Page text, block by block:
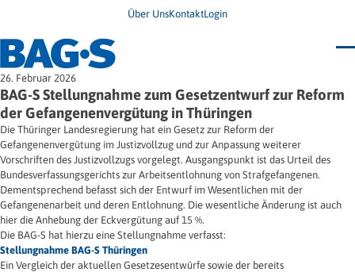
Über UnsKontaktLogin
Bundestagung 2026
Wo finde ich Hilfe?
News
Termine
Veröffentlichungen
Infodienst
Wegweiser
Jugendbroschüre
Impulse
Presse & Stellungnahmen
Newsletter
Unsere Themen
Angehörige
Ersatzfreiheitsstrafe
Freie Straffälligenhilfe
Gesundheit
Migration
Frauen
Wohnen
26. Februar 2026
BAG-S Stellungnahme zum Gesetzentwurf zur Reform
der Gefangenenvergütung in Thüringen
Die Thüringer Landesregierung hat ein Gesetz zur Reform der
Gefangenenvergütung im Justizvollzug und zur Anpassung weiterer
Vorschriften des Justizvollzugs vorgelegt. Ausgangspunkt ist das Urteil des
Bundesverfassungsgerichts zur Arbeitsentlohnung von Strafgefangenen.
Dementsprechend befasst sich der Entwurf im Wesentlichen mit der
Gefangenenarbeit und deren Entlohnung. Die wesentliche Änderung ist auch
hier die Anhebung der Eckvergütung auf 15 %.
Die BAG-S hat hierzu eine Stellungnahme verfasst:
Stellungnahme BAG-S Thüringen
Ein Vergleich der aktuellen Gesetzesentwürfe sowie der bereits